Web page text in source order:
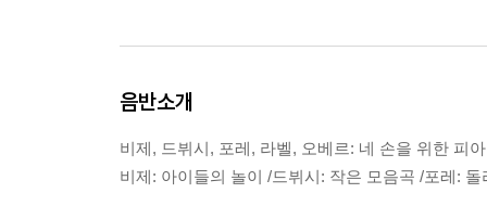
음반소개
비제, 드뷔시, 포레, 라벨, 오베르: 네 손을 위한 피
비제: 아이들의 놀이 /드뷔시: 작은 모음곡 /포레: